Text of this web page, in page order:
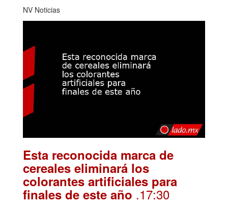
NV Noticias
Esta reconocida marca de
cereales eliminará los
colorantes artificiales para
finales de este año .17:30